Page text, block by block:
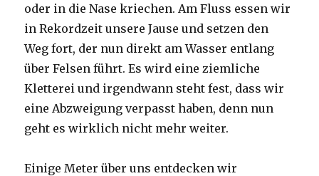
oder in die Nase kriechen. Am Fluss essen wir
in Rekordzeit unsere Jause und setzen den
Weg fort, der nun direkt am Wasser entlang
über Felsen führt. Es wird eine ziemliche
Kletterei und irgendwann steht fest, dass wir
eine Abzweigung verpasst haben, denn nun
geht es wirklich nicht mehr weiter.
Einige Meter über uns entdecken wir